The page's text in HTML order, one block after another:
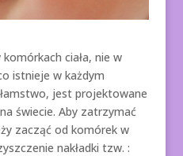
ciała, nie w
istnieje w każdym
jest projektowane
świecie. Aby zatrzymać
zacząć od komórek w
nakładki tzw. :